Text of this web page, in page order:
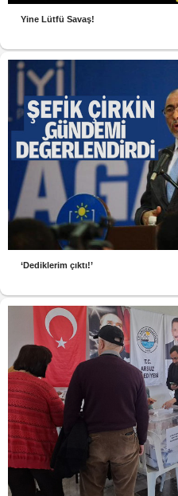
Yine Lütfü Savaş!
‘Dediklerim çıktı!’